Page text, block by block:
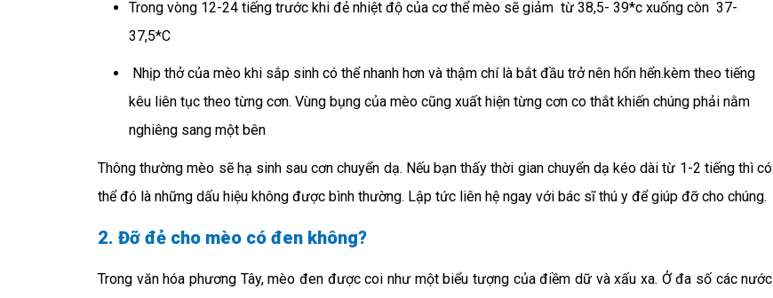
Trong vòng 12-24 tiếng trước khi đẻ nhiệt độ của cơ thể mèo sẽ giảm từ 38,5- 39*c xuống còn 37-
37,5*C
Nhịp thở của mèo khi sắp sinh có thể nhanh hơn và thậm chí là bắt đầu trở nên hổn hển.kèm theo tiếng
kêu liên tục theo từng cơn. Vùng bụng của mèo cũng xuất hiện từng cơn co thắt khiến chúng phải nằm
nghiêng sang một bên
Thông thường mèo sẽ hạ sinh sau cơn chuyển dạ. Nếu bạn thấy thời gian chuyển dạ kéo dài từ 1-2 tiếng thì có
thể đó là những dấu hiệu không được bình thường. Lập tức liên hệ ngay với bác sĩ thú y để giúp đỡ cho chúng.
2. Đỡ đẻ cho mèo có đen không?
Trong văn hóa phương Tây, mèo đen được coi như một biểu tượng của điềm dữ và xấu xa. Ở đa số các nước